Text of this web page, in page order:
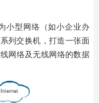
小型网络（如小企业办
列交换机，打造一张面
网络及无线网络的数据